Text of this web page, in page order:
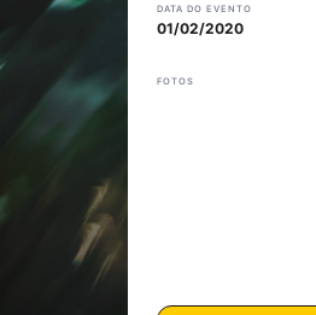
DATA DO EVENTO
01/02/2020
FOTOS